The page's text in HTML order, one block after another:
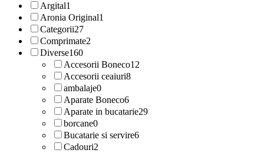
Argital1
Aronia Original1
Categorii27
Comprimate2
Diverse160
Accesorii Boneco12
Accesorii ceaiuri8
ambalaje0
Aparate Boneco6
Aparate in bucatarie29
borcane0
Bucatarie si servire6
Cadouri2